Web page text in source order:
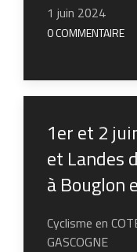
1 juin 2024
0 COMMENTAIRE
1er et 2
et Landes
à Bouglon
Cyclisme en
GASCOGNE